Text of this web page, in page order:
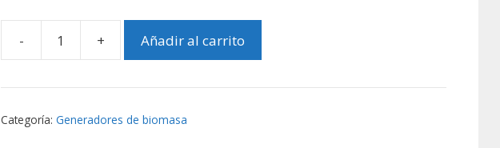
-
GENERADOR
POLICOMBUSTIBLE
cantidad
+ Añadir al carrito
Categoría:Generadores de biomasa